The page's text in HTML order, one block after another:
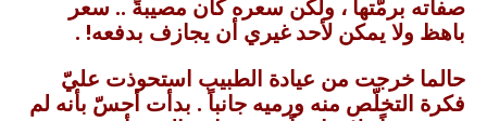
صفاته برمّتها ، ولكن سعره كان مصيبةً .. سعر
باهظ ولا يمكن لأحد غيري أن يجازف بدفعه! .
حالما خرجت من عيادة الطبيب استحوذت عليّ
فكرة التخلّص منه ورميه جانباً . بدأت أحسّ بأنه لم